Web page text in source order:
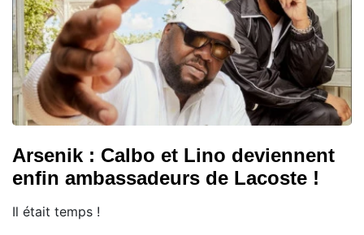
Arsenik : Calbo et Lino deviennent
enfin ambassadeurs de Lacoste !
Il était temps !